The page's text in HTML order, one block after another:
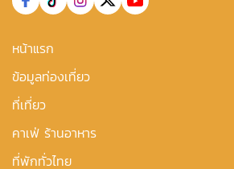
หน้าแรก
ข้อมูลท่องเที่ยว
ที่เที่ยว
คาเฟ่ ร้านอาหาร
ที่พักทั่วไทย